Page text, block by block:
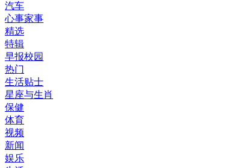
汽车
心事家事
精选
特辑
早报校园
热门
生活贴士
星座与生肖
保健
体育
视频
新闻
娱乐